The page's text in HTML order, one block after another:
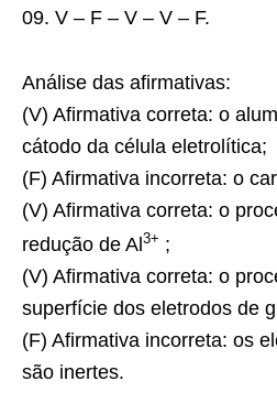
09. V – F – V – V – F.
Análise das afirmativas:
(V) Afirmativa correta: o
cátodo da célula eletrolítica;
(F) Afirmativa incorreta: o
(V) Afirmativa correta: o
redução de Al 3+ ;
(V) Afirmativa correta: o
superfície dos eletrodos de
(F) Afirmativa incorreta: os
são inertes.